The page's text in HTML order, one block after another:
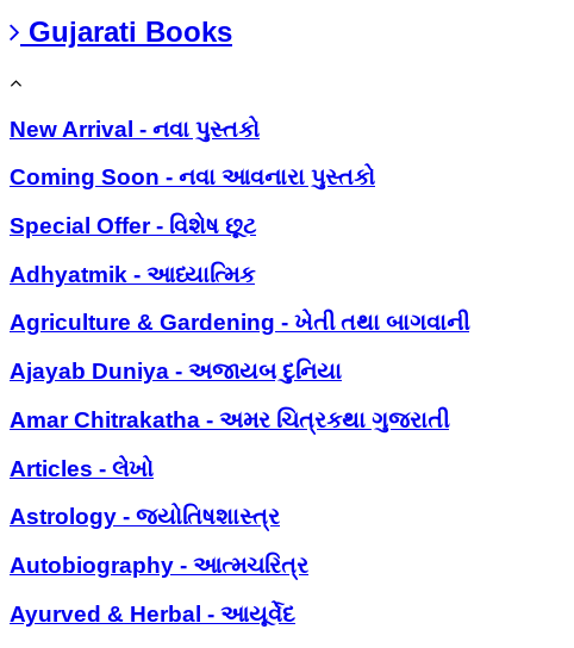
Gujarati Books
New Arrival - નવા પુસ્તકો
Coming Soon - નવા આવનારા પુસ્તકો
Special Offer - વિશેષ છૂટ
Adhyatmik - આધ્યાત્મિક
Agriculture & Gardening - ખેતી તથા બાગવાની
Ajayab Duniya - અજાયબ દુનિયા
Amar Chitrakatha - અમર ચિત્રકથા ગુજરાતી
Articles - લેખો
Astrology - જ્યોતિષશાસ્ત્ર
Autobiography - આત્મચરિત્ર
Ayurved & Herbal - આયૂર્વેદ